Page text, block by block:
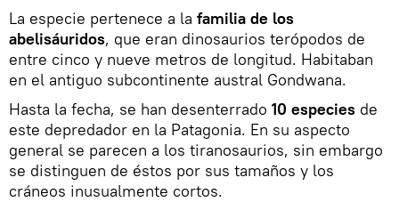
La especie pertenece a la familia de los
abelisáuridos, que eran dinosaurios terópodos de
entre cinco y nueve metros de longitud. Habitaban
en el antiguo subcontinente austral Gondwana.
Hasta la fecha, se han desenterrado 10 especies de
este depredador en la Patagonia. En su aspecto
general se parecen a los tiranosaurios, sin embargo
se distinguen de éstos por sus tamaños y los
cráneos inusualmente cortos.